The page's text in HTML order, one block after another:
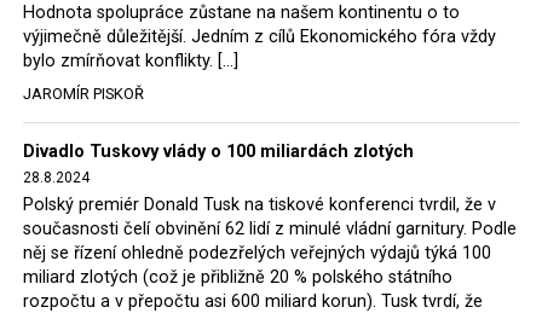
Jaromír Piskoř
Hodnota spolupráce zůstane na našem kontinentu o to
výjimečně důležitější. Jedním z cílů Ekonomického fóra vždy
bylo zmírňovat konflikty. […]
JAROMÍR PISKOŘ
Divadlo Tuskovy vlády o 100 miliardách zlotých
28.8.2024
Polský premiér Donald Tusk na tiskové konferenci tvrdil, že v
současnosti čelí obvinění 62 lidí z minulé vládní garnitury. Podle
něj se řízení ohledně podezřelých veřejných výdajů týká 100
miliard zlotých (což je přibližně 20 % polského státního
rozpočtu a v přepočtu asi 600 miliard korun). Tusk tvrdí, že